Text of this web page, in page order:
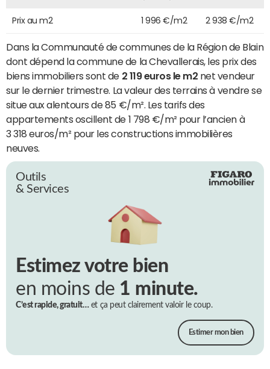
Prix au m2 1 996 €/m2 2 938 €/m2
Dans la Communauté de communes de la Région de Blain
dont dépend la commune de la Chevallerais, les prix des
biens immobiliers sont de 2 119 euros le m2 net vendeur
sur le dernier trimestre. La valeur des terrains à vendre se
situe aux alentours de 85 €/m². Les tarifs des
appartements oscillent de 1 798 €/m² pour l’ancien à
3 318 euros/m² pour les constructions immobilières
neuves.
Outils
& Services
Estimez votre bien
en moins de 1 minute.
C’est rapide, gratuit…et ça peut clairement valoir le coup.
Estimer mon bien